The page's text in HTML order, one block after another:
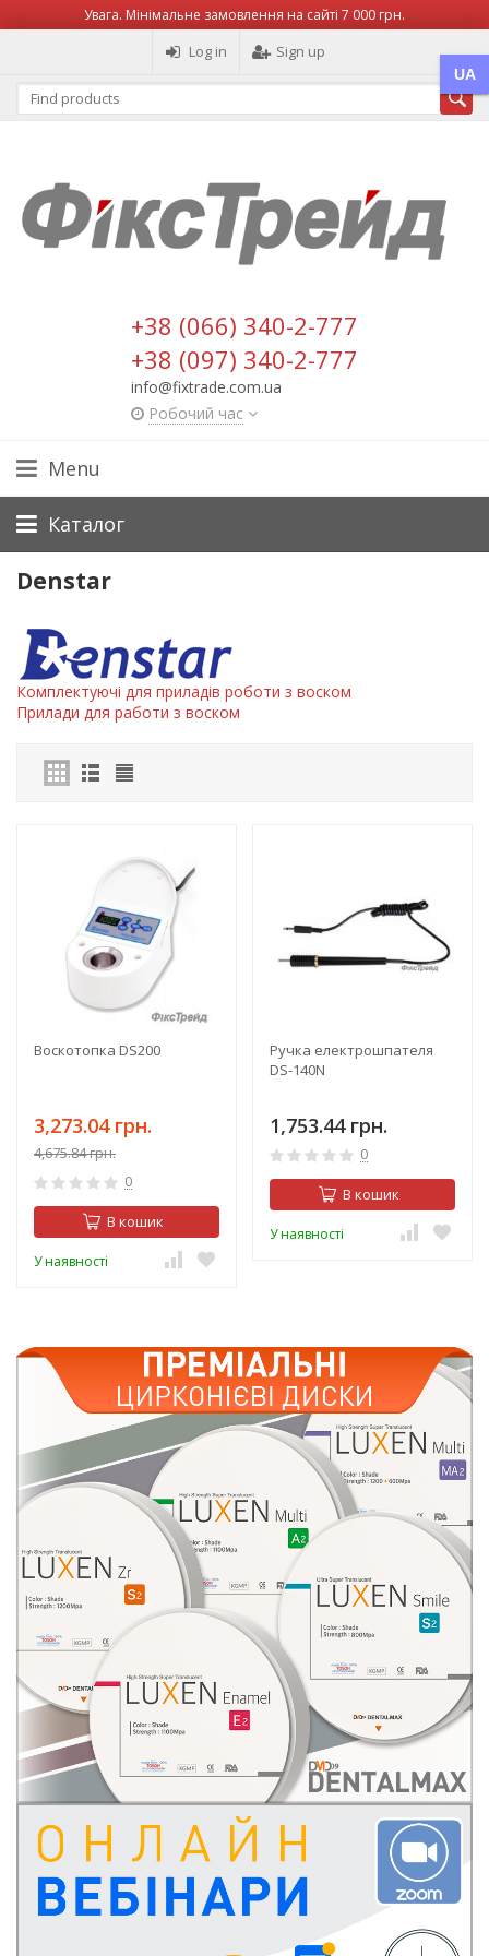
UA
Увага. Мінімальне замовлення на сайті 7 000 грн.
Log in Sign up
+38 (066) 340-2-777
+38 (097) 340-2-777
info@fixtrade.com.ua
Робочий час
Menu
Каталог
Denstar
Комплектуючі для приладів роботи з воском
Прилади для работи з воском
Воскотопка DS200
3,273.04 грн.
4,675.84 грн.
0
В кошик
У наявності
Ручка електрошпателя
DS-140N
1,753.44 грн.
0
В кошик
У наявності